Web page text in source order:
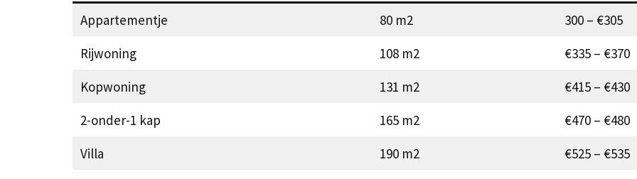
Appartementje 80 m2
300 – €305
Rijwoning
108 m2
€335 – €370
Kopwoning
131 m2
€415 – €430
2-onder-1 kap
165 m2
€470 – €480
Villa
190 m2 €525 – €535